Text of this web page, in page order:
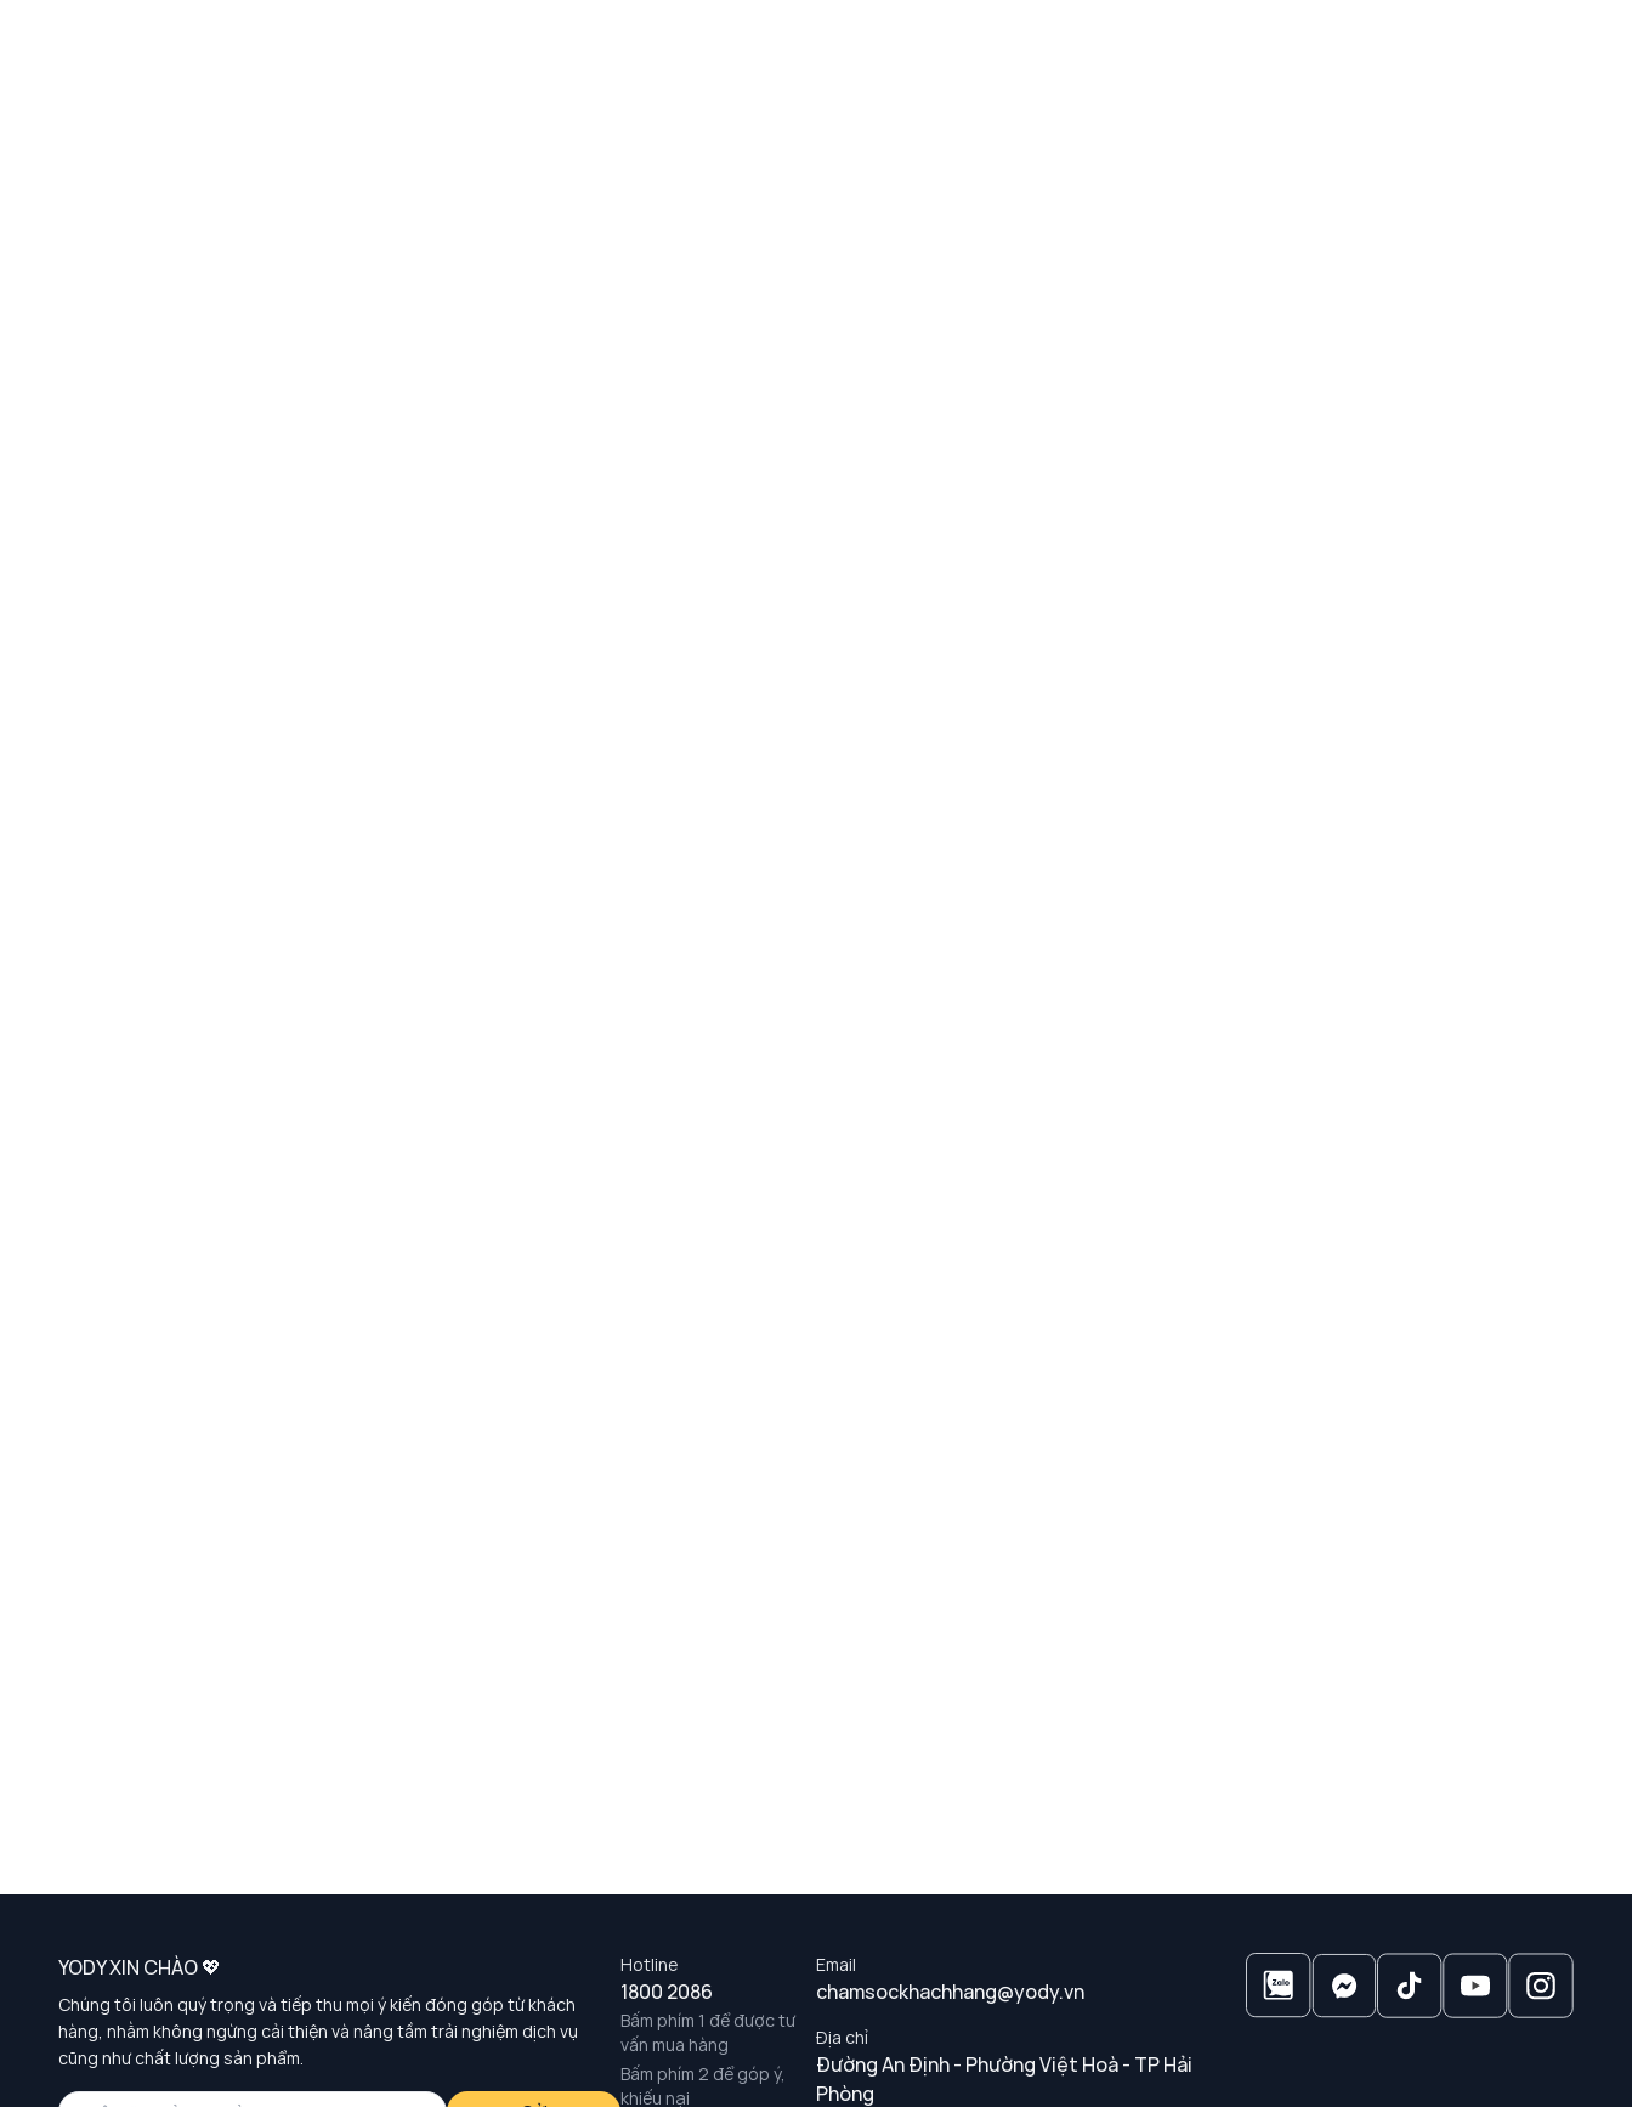
Hotline
1800 2086
Bấm phím 1 để được tư
vấn mua hàng
Bấm phím 2 để góp ý,
khiếu nại
Email
chamsockhachhang@yody.vn
Địa chỉ
Đường An Định - Phường Việt Hoà - TP Hải
Phòng
YODY XIN CHÀO 💖
Chúng tôi luôn quý trọng và tiếp thu mọi ý kiến đóng góp từ khách
hàng, nhằm không ngừng cải thiện và nâng tầm trải nghiệm dịch vụ
cũng như chất lượng sản phẩm.